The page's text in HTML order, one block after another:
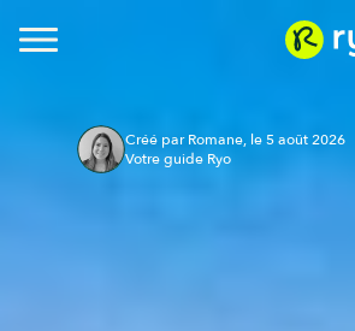
Créé par Romane, le 5 août 2026
Votre guide Ryo